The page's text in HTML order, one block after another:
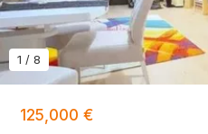
125,000 €
1 / 8